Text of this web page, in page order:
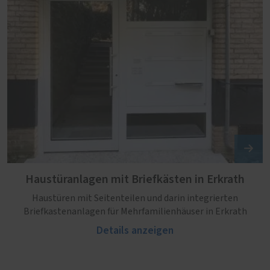
Haustüranlagen mit Briefkästen in Erkrath
Haustüren mit Seitenteilen und darin integrierten
Briefkastenanlagen für Mehrfamilienhäuser in Erkrath
Details anzeigen